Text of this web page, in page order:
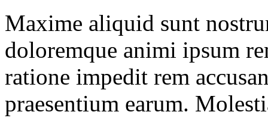
Maxime aliquid sunt
doloremque animi ipsum
ratione impedit rem
praesentium earum.